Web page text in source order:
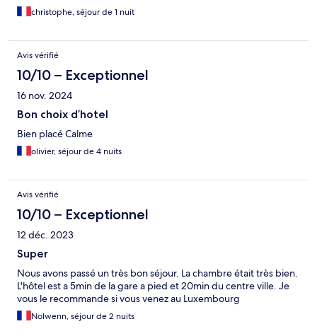
christophe, séjour de 1 nuit
Avis vérifié
10/10 – Exceptionnel
16 nov. 2024
Bon choix d’hotel
Bien placé Calme
olivier, séjour de 4 nuits
Avis vérifié
10/10 – Exceptionnel
12 déc. 2023
Super
Nous avons passé un très bon séjour. La chambre était très bien.
L'hôtel est a 5min de la gare a pied et 20min du centre ville. Je
vous le recommande si vous venez au Luxembourg
Nolwenn, séjour de 2 nuits